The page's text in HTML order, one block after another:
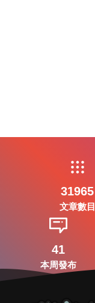
31965
文章數目
41
本周發布